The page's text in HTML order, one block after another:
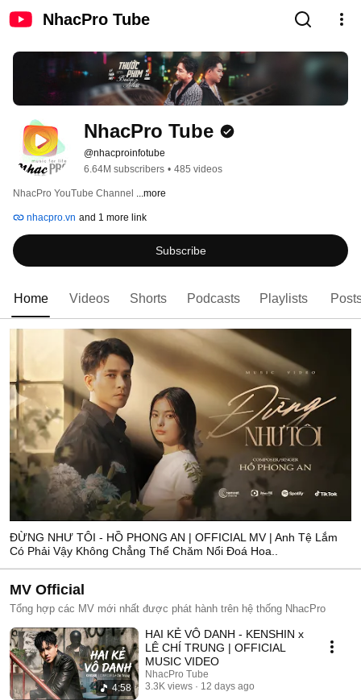
NhacPro Tube
NhacPro Tube
@nhacproinfotube
6.64M subscribers • 485 videos
NhacPro YouTube Channel ...more
nhacpro.vn and 1 more link
Subscribe
Home Videos Shorts Podcasts Playlists
ĐỪNG NHƯ TÔI - HỒ PHONG AN | OFFICIAL MV | Anh Tệ Lắm
Có Phải Vậy Không Chẳng Thể Chăm Nổi Đoá Hoa..
MV Official
Tổng hợp các MV mới nhất được phát hành trên hệ thống NhacPro
4:58
HAI KẺ VÔ DANH - KENSHIN x
LÊ CHÍ TRUNG | OFFICIAL
MUSIC VIDEO
NhacPro Tube
3.3K views
12 days ago